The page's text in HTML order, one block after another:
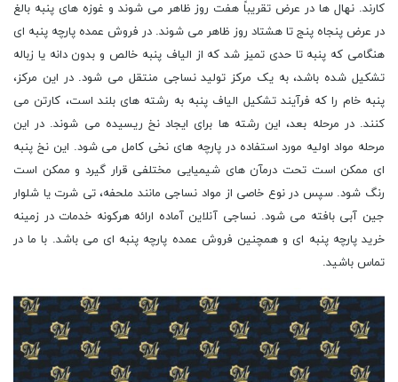
کارند. نهال ها در عرض تقریباً هفت روز ظاهر می شوند و غوزه های پنبه بالغ
در عرض پنجاه پنج تا هشتاد روز ظاهر می شوند. در فروش عمده پارچه پنبه ای
هنگامی که پنبه تا حدی تمیز شد که از الیاف پنبه خالص و بدون دانه یا زباله
تشکیل شده باشد، به یک مرکز تولید نساجی منتقل می شود. در این مرکز،
پنبه خام را که فرآیند تشکیل الیاف پنبه به رشته های بلند است، کارتن می
کنند. در مرحله بعد، این رشته ها برای ایجاد نخ ریسیده می شوند. در این
مرحله مواد اولیه مورد استفاده در پارچه های نخی کامل می شود. این نخ پنبه
ای ممکن است تحت درمآن های شیمیایی مختلفی قرار گیرد و ممکن است
رنگ شود. سپس در نوع خاصی از مواد نساجی مانند ملحفه، تی شرت یا شلوار
جین آبی بافته می شود. نساجی آنلاین آماده ارائه هرکونه خدمات در زمینه
خرید پارچه پنبه ای و همچنین فروش عمده پارچه پنبه ای می باشد. با ما در
تماس باشید.